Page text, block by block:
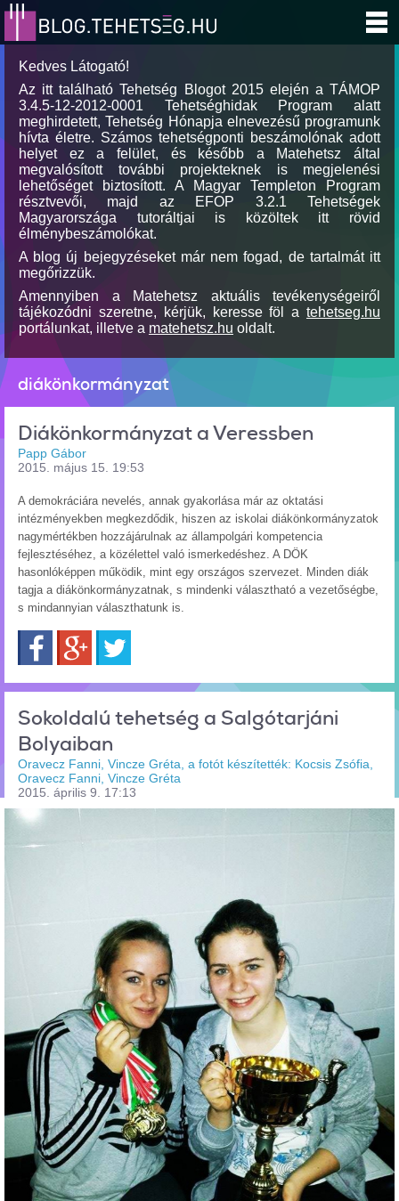
Kedves Látogató!
Az itt található Tehetség Blogot 2015 elején a TÁMOP
3.4.5-12-2012-0001 Tehetséghidak Program alatt
meghirdetett, Tehetség Hónapja elnevezésű programunk
hívta életre. Számos tehetségponti beszámolónak adott
helyet ez a felület, és később a Matehetsz által
megvalósított további projekteknek is megjelenési
lehetőséget biztosított. A Magyar Templeton Program
résztvevői, majd az EFOP 3.2.1 Tehetségek
Magyarországa tutoráltjai is közöltek itt rövid
élménybeszámolókat.
A blog új bejegyzéseket már nem fogad, de tartalmát itt
megőrizzük.
Amennyiben a Matehetsz aktuális tevékenységeiről
tájékozódni szeretne, kérjük, keresse föl a tehetseg.hu
portálunkat, illetve a matehetsz.hu oldalt.
diákönkormányzat
Diákönkormányzat a Veressben
Papp Gábor
2015. május 15. 19:53
A demokráciára nevelés, annak gyakorlása már az oktatási
intézményekben megkezdődik, hiszen az iskolai diákönkormányzatok
nagymértékben hozzájárulnak az állampolgári kompetencia
fejlesztéséhez, a közélettel való ismerkedéshez. A DÖK
hasonlóképpen működik, mint egy országos szervezet. Minden diák
tagja a diákönkormányzatnak, s mindenki választható a vezetőségbe,
s mindannyian választhatunk is.
FacebookGoogle+
Sokoldalú tehetség a Salgótarjáni
Bolyaiban
Oravecz Fanni, Vincze Gréta, a fotót készítették: Kocsis Zsófia,
Oravecz Fanni, Vincze Gréta
2015. április 9. 17:13